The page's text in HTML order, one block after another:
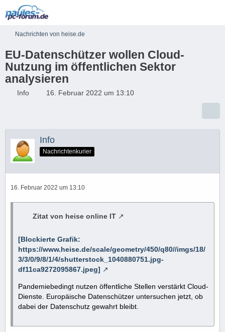
Nachrichten von heise.de
EU-Datenschützer wollen Cloud-
Nutzung im öffentlichen Sektor
analysieren
Info 16. Februar 2022 um 13:10
Info
Nachrichtenkurier
16. Februar 2022 um 13:10
Zitat von heise online IT
[Blockierte Grafik:
https://www.heise.de/scale/geometry/450/q80//imgs/18/
3/3/0/9/8/1/4/shutterstock_1040880751.jpg-
df11ca9272095867.jpeg]
Pandemiebedingt nutzen öffentliche Stellen verstärkt Cloud-
Dienste. Europäische Datenschützer untersuchen jetzt, ob
dabei der Datenschutz gewahrt bleibt.